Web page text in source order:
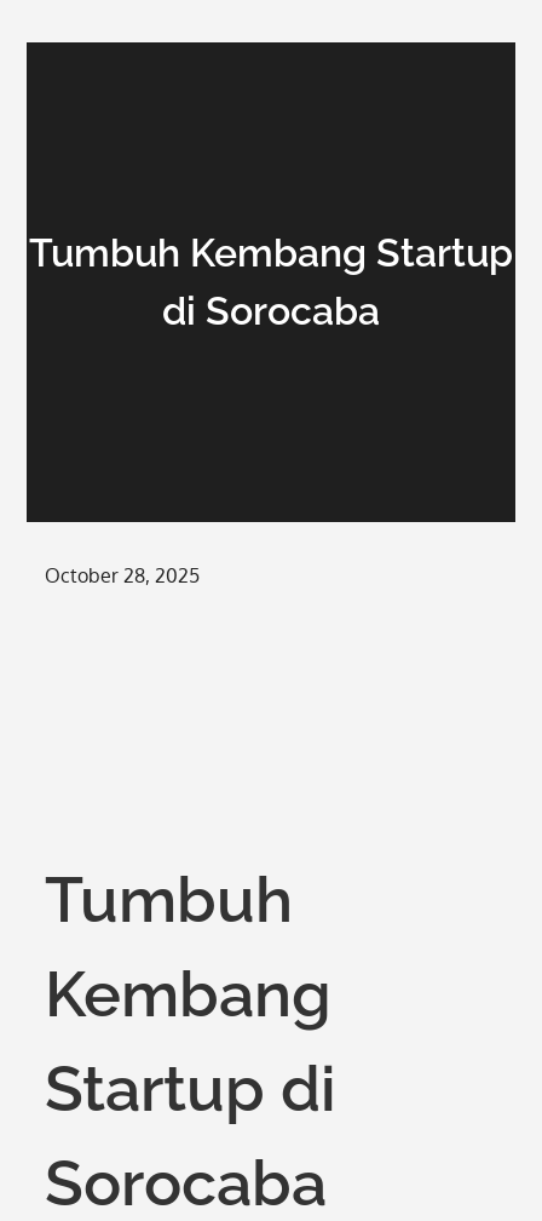
Tumbuh Kembang Startup
di Sorocaba
Posted
October 28, 2025
Tumbuh
Kembang
Startup di
Sorocaba